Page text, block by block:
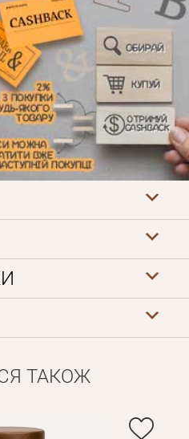
ТАКОЖ
лист з посиланням для